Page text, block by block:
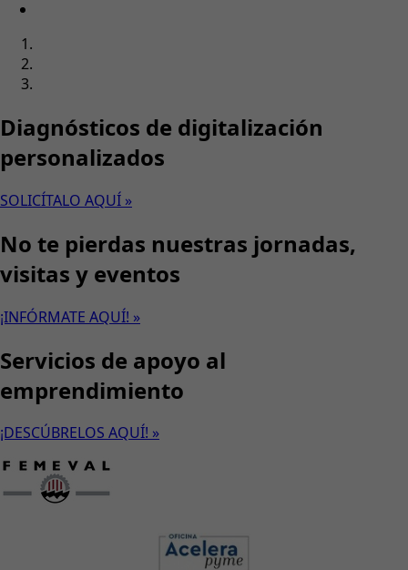
Diagnósticos de digitalización
personalizados
SOLICÍTALO AQUÍ »
No te pierdas nuestras jornadas,
visitas y eventos
¡INFÓRMATE AQUÍ! »
Servicios de apoyo al
emprendimiento
¡DESCÚBRELOS AQUÍ! »